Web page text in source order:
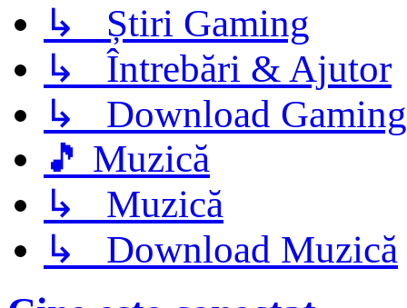
↳ Știri Gaming
↳ Întrebări & Ajutor
↳ Download Gaming
🎵 Muzică
↳ Muzică
↳ Download Muzică